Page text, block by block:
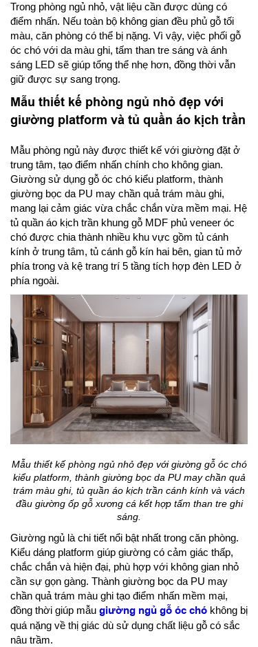
Trong phòng ngủ nhỏ, vật liệu cần được dùng có
điểm nhấn. Nếu toàn bộ không gian đều phủ gỗ tối
màu, căn phòng có thể bị nặng. Vì vậy, việc phối gỗ
óc chó với da màu ghi, tấm than tre sáng và ánh
sáng LED sẽ giúp tổng thể nhẹ hơn, đồng thời vẫn
giữ được sự sang trọng.
Mẫu thiết kế phòng ngủ nhỏ đẹp với
giường platform và tủ quần áo kịch trần
Mẫu phòng ngủ này được thiết kế với giường đặt ở
trung tâm, tạo điểm nhấn chính cho không gian.
Giường sử dụng gỗ óc chó kiểu platform, thành
giường bọc da PU may chần quả trám màu ghi,
mang lại cảm giác vừa chắc chắn vừa mềm mại. Hệ
tủ quần áo kịch trần khung gỗ MDF phủ veneer óc
chó được chia thành nhiều khu vực gồm tủ cánh
kính ở trung tâm, tủ cánh gỗ kín hai bên, gian tủ mở
phía trong và kệ trang trí 5 tầng tích hợp đèn LED ở
phía ngoài.
Mẫu thiết kế phòng ngủ nhỏ đẹp với giường gỗ óc chó
kiểu platform, thành giường bọc da PU may chần quả
trám màu ghi, tủ quần áo kịch trần cánh kính và vách
đầu giường ốp gỗ xương cá kết hợp tấm than tre ghi
sáng.
Giường ngủ là chi tiết nổi bật nhất trong căn phòng.
Kiểu dáng platform giúp giường có cảm giác thấp,
chắc chắn và hiện đại, phù hợp với không gian nhỏ
cần sự gọn gàng. Thành giường bọc da PU may
chần quả trám màu ghi tạo điểm nhấn mềm mại,
đồng thời giúp mẫu giường ngủ gỗ óc chó không bị
quá nặng về thị giác dù sử dụng chất liệu gỗ có sắc
nâu trầm.